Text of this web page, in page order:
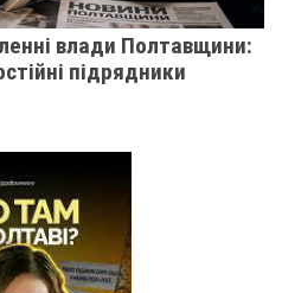
влади Полтавщини:
підрядники